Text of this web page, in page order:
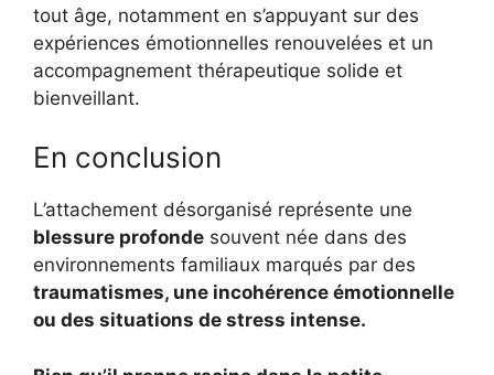
tout âge, notamment en s’appuyant sur des
expériences émotionnelles renouvelées et un
accompagnement thérapeutique solide et
bienveillant.
En conclusion
L’attachement désorganisé représente une
blessure profonde souvent née dans des
environnements familiaux marqués par des
traumatismes, une incohérence émotionnelle
ou des situations de stress intense.